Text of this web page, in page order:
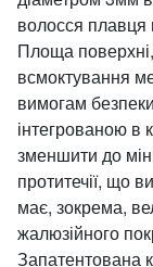
волосся плавця
Площа
всмоктування
вимогам
інтегрованою в
зменшити до
протитечії, що
має, зокрема,
жалюзійного
Запатентована